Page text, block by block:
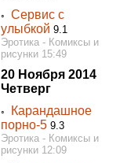
◦Сервис с
улыбкой 9.1
Эротика - Комиксы и
рисунки 15:49
20 Ноября 2014
Четверг
◦
Карандашное
порно-5 9.3
Эротика - Комиксы и
рисунки 12:09